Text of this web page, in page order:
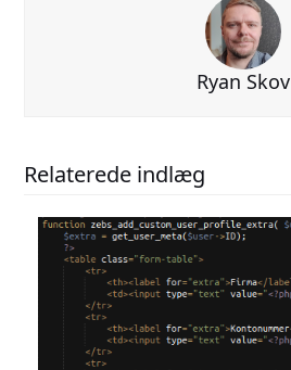
Ryan Skov
Relaterede indlæg